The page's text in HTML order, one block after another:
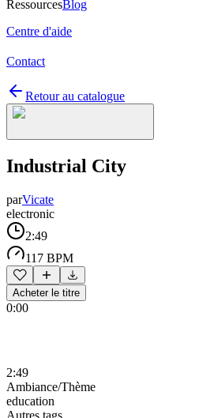
RessourcesBlog
Centre d'aide
Contact
Retour au catalogue
Industrial City
parVicate
electronic
2:49
117 BPM
Acheter le titre
0:00
2:49
Ambiance/Thème
education
Autres tags